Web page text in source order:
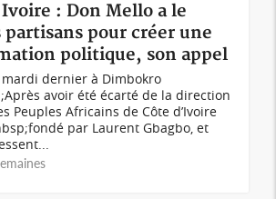
: Don Mello a le
partisans pour créer une
politique, son appel
dernier à Dimbokro
avoir été écarté de la direction
Peuples Africains de Côte d’Ivoire
par Laurent Gbagbo, et